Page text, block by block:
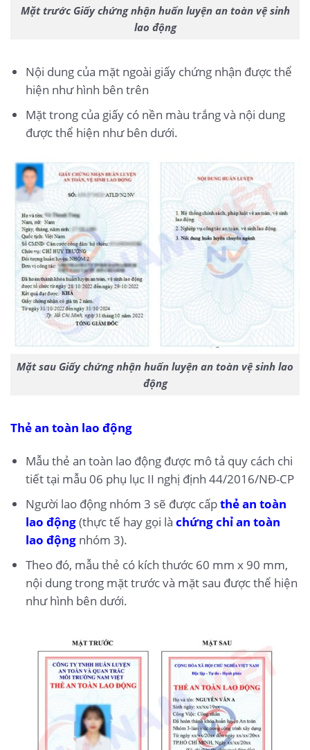
Mặt trước Giấy chứng nhận huấn luyện an toàn vệ sinh
lao động
Nội dung của mặt ngoài giấy chứng nhận được thể
hiện như hình bên trên
Mặt trong của giấy có nền màu trắng và nội dung
được thể hiện như bên dưới.
Mặt sau Giấy chứng nhận huấn luyện an toàn vệ sinh lao
động
Thẻ an toàn lao động
Mẫu thẻ an toàn lao động được mô tả quy cách chi
tiết tại mẫu 06 phụ lục II nghị định 44/2016/NĐ-CP
Người lao động nhóm 3 sẽ được cấpthẻ an toàn
lao động(thực tế hay gọi là chứng chỉ an toàn
lao động nhóm 3).
Theo đó, mẫu thẻ có kích thước 60 mm x 90 mm,
nội dung trong mặt trước và mặt sau được thể hiện
như hình bên dưới.